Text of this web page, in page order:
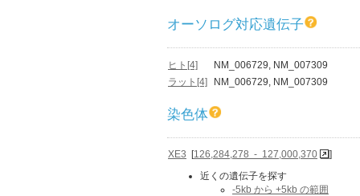
オーソログ対応遺伝子
ヒト[4]
NM_006729, NM_007309
ラット[4]
NM_006729, NM_007309
染色体
XE3 [126,284,278 - 127,000,370
]
近くの遺伝子を探す
-5kb から +5kb の範囲